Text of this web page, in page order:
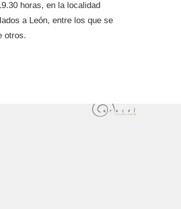
horas, en la localidad
a León, entre los que se
otros.